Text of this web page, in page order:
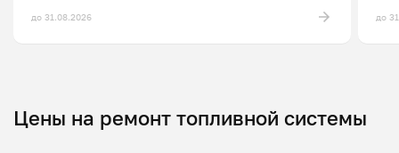
до 31.08.2026 до
Цены на ремонт топливной системы